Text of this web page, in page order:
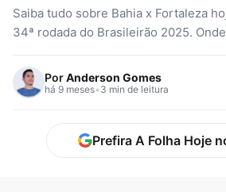
Saiba tudo sobre Bahia x Fortaleza
34ª rodada do Brasileirão 2025.
PorAnderson Gomes
há 9 meses• 3 min de leitura
Prefira A Folha Hoje